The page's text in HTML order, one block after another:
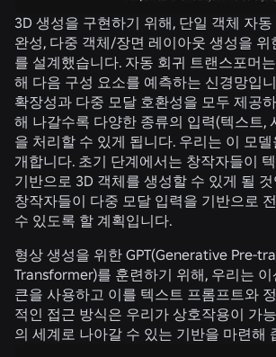
3D 생성을 구현하기 위해, 단일 객체 자
완성, 다중 객체/장면 레이아웃 생성을 위
를 설계했습니다. 자동 회귀 트랜스포머
해 다음 구성 요소를 예측하는 신경망입
확장성과 다중 모달 호환성을 모두 제공
해 나갈수록 다양한 종류의 입력(텍스트,
을 처리할 수 있게 됩니다. 우리는 이 모
개합니다. 초기 단계에서는 창작자들이
기반으로 3D 객체를 생성할 수 있게 될
창작자들이 다중 모달 입력을 기반으로
수 있도록 할 계획입니다.
형상 생성을 위한 GPT(Generative Pre-
Transformer)를 훈련하기 위해, 우리는
큰을 사용하고 이를 텍스트 프롬프트와
적인 접근 방식은 우리가 상호작용이 가
의 세계로 나아갈 수 있는 기반을 마련해